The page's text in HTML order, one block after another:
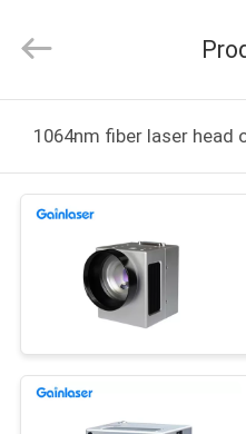
PRODUKTE
FABRIK-
AUSFLUG
Laser
Technology
Rights
1064nm fiber laser head